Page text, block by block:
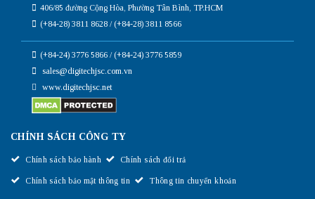
406/85 đường Cộng Hòa, Phường Tân Bình, TP.HCM
(+84-28) 3811 8628 / (+84-28) 3811 8566
(+84-24) 3776 5866 / (+84-24) 3776 5859
sales@digitechjsc.com.vn
www.digitechjsc.net
CHÍNH SÁCH CÔNG TY
Chính sách bảo hành Chính sách đổi trả
Chính sách bảo mật thông tin Thông tin chuyển khoản